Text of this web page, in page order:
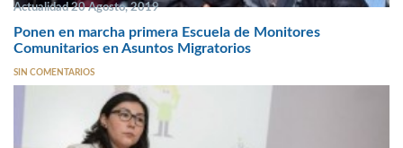
Actualidad 20 Agosto, 2019
Ponen en marcha primera Escuela de Monitores
Comunitarios en Asuntos Migratorios
SIN COMENTARIOS